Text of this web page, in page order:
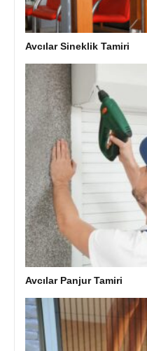
Avcılar Sineklik Tamiri
Avcılar Panjur Tamiri